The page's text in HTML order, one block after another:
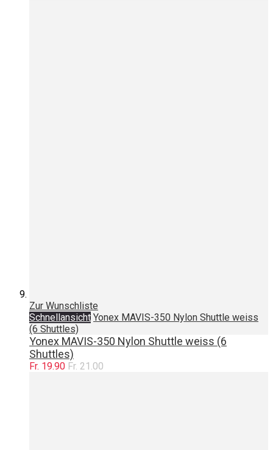
Zur Wunschliste
Schnellansicht Yonex MAVIS-350 Nylon Shuttle weiss
(6 Shuttles)
Yonex MAVIS-350 Nylon Shuttle weiss (6
Shuttles)
Fr. 19.90 Fr. 21.00